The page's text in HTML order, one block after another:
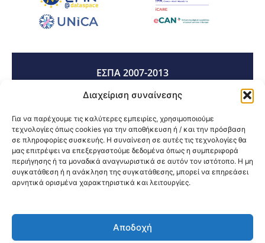
Διαχείριση συναίνεσης
Για να παρέχουμε τις καλύτερες εμπειρίες, χρησιμοποιούμε
τεχνολογίες όπως cookies για την αποθήκευση ή / και την πρόσβαση
σε πληροφορίες συσκευής. Η συναίνεση σε αυτές τις τεχνολογίες θα
μας επιτρέψει να επεξεργαστούμε δεδομένα όπως η συμπεριφορά
περιήγησης ή τα μοναδικά αναγνωριστικά σε αυτόν τον ιστότοπο. Η μη
συγκατάθεση ή η ανάκληση της συγκατάθεσης, μπορεί να επηρεάσει
αρνητικά ορισμένα χαρακτηριστικά και λειτουργίες.
Αποδοχή
ΕΣΠΑ 2007-2013
ΕΣΠΑ 2014-2020
ΕΣΠΑ 2021-2027
@2026 3ype.gr All rights reserved